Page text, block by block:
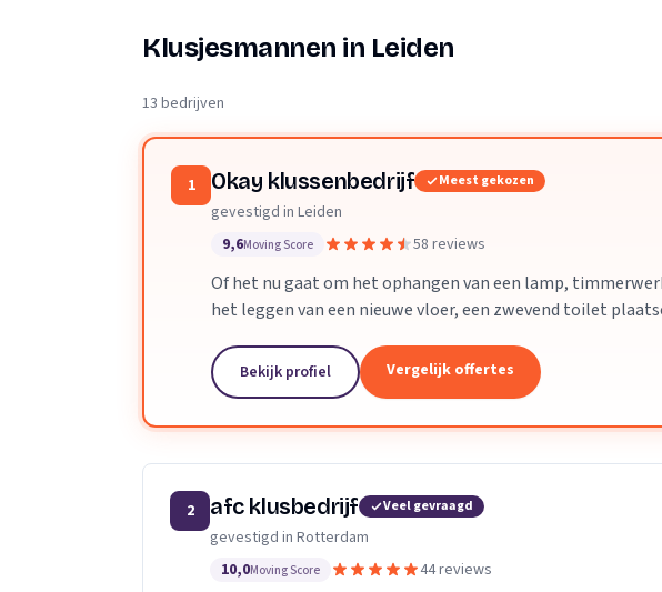
Klusjesmannen in Leiden
13 bedrijven
1 Okay klussenbedrijf Meest gekozen
gevestigd in Leiden
9,6Moving Score 58 reviews
Of het nu gaat om het ophangen van een lamp,
het leggen van een nieuwe vloer, een zwevend toilet
Bekijk profiel Vergelijk offertes
2 afc klusbedrijf Veel gevraagd
gevestigd in Rotterdam
10,0Moving Score 44 reviews